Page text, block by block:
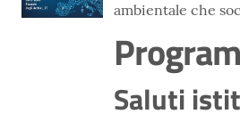
ambientale che
Saluti